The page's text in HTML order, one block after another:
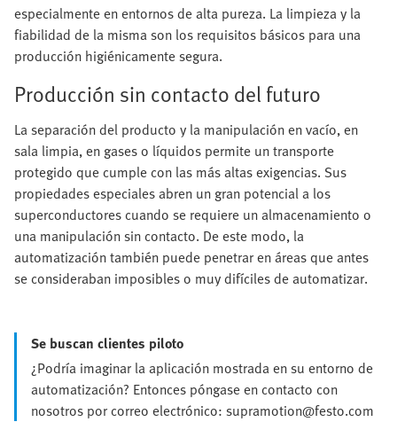
especialmente en entornos de alta pureza. La limpieza y la
fiabilidad de la misma son los requisitos básicos para una
producción higiénicamente segura.
Producción sin contacto del futuro
La separación del producto y la manipulación en vacío, en
sala limpia, en gases o líquidos permite un transporte
protegido que cumple con las más altas exigencias. Sus
propiedades especiales abren un gran potencial a los
superconductores cuando se requiere un almacenamiento o
una manipulación sin contacto. De este modo, la
automatización también puede penetrar en áreas que antes
se consideraban imposibles o muy difíciles de automatizar.
Se buscan clientes piloto
¿Podría imaginar la aplicación mostrada en su entorno de
automatización? Entonces póngase en contacto con
nosotros por correo electrónico: supramotion@festo.com